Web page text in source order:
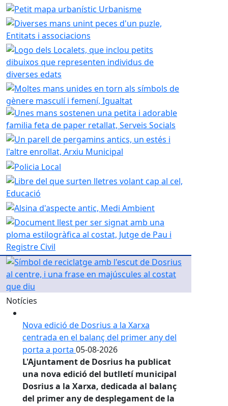
Notícies
Nova edició de Dosrius a la Xarxa
centrada en el balanç del primer any del
porta a porta 05-08-2026
L'Ajuntament de Dosrius ha publicat
una nova edició del butlletí municipal
Dosrius a la Xarxa, dedicada al balanç
del primer any de desplegament de la